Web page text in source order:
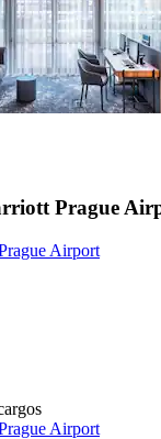
Prague
Airport
Airport